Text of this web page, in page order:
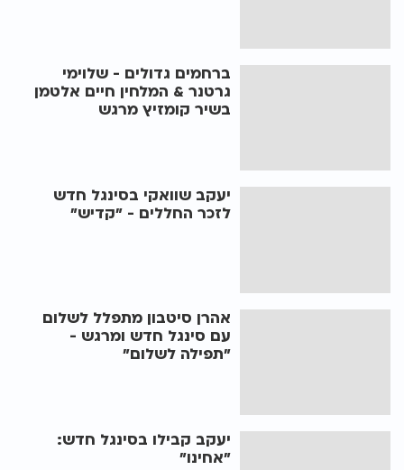
ברחמים גדולים - שלוימי
גרטנר & המלחין חיים אלטמן
בשיר קומזיץ מרגש
יעקב שוואקי בסינגל חדש
לזכר החללים - "קדיש"
אהרן סיטבון מתפלל לשלום
עם סינגל חדש ומרגש -
"תפילה לשלום"
יעקב קבילו בסינגל חדש:
"אחינו"